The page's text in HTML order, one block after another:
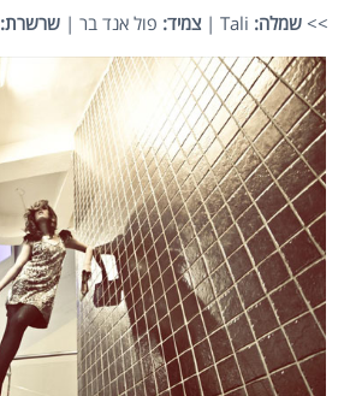
>>שמלה: צמיד: פול אנד בר |שרשרת: